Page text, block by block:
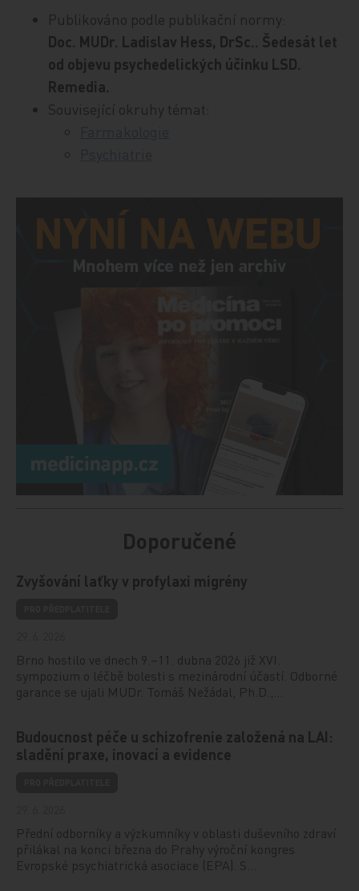
Publikováno podle publikační normy:
Doc. MUDr. Ladislav Hess, DrSc.. Šedesát let
od objevu psychedelických účinku LSD.
Remedia.
Související okruhy témat:
Doporučené
Zvyšování laťky v profylaxi migrény
Brno hostilo ve dnech 9.–11. dubna 2026 již XVI.
sympozium o léčbě bolesti s mezinárodní účastí. Odborné
garance se ujali MUDr. Tomáš Nežádal, Ph.D.,…
Budoucnost péče u schizofrenie založená na LAI:
sladění praxe, inovací a evidence
Přední odborníky a výzkumníky v oblasti duševního zdraví
přilákal na konci března do Prahy výroční kongres
Evropské psychiatrická asociace (EPA). S…